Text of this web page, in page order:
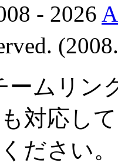
- 2026
ームリン
対応し
ださい。